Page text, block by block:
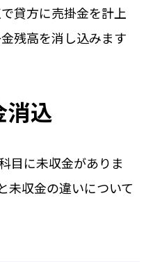
貸方に売掛金を計上
残高を消し込みます
消込
目に未収金がありま
未収金の違いについて